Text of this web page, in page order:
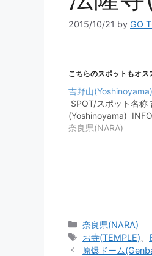
2015/10/21 by GO
こちらのスポットもオス
吉野山(Yoshinoyama)
SPOT/スポット名称
(Yoshinoyama)
奈良県(NARA)
カ
テ
ゴ
奈良県(NARA)
タ
グ
お寺(TEMPLE)
原爆ドーム